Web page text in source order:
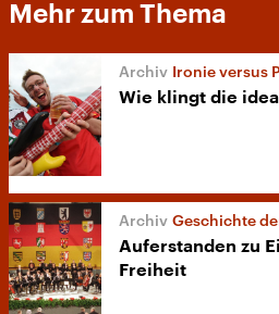
Mehr zum Thema
Ironie versus
Wie klingt die
Geschichte der
Auferstanden zu
Freiheit